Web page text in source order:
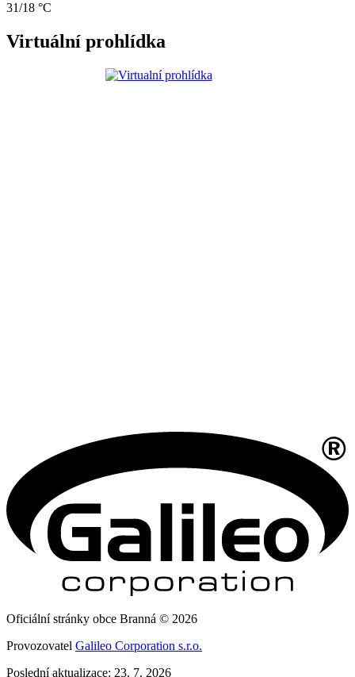
31/18 °C
Virtuální prohlídka
Oficiální stránky obce Branná © 2026
Provozovatel Galileo Corporation s.r.o.
Poslední aktualizace: 23. 7. 2026